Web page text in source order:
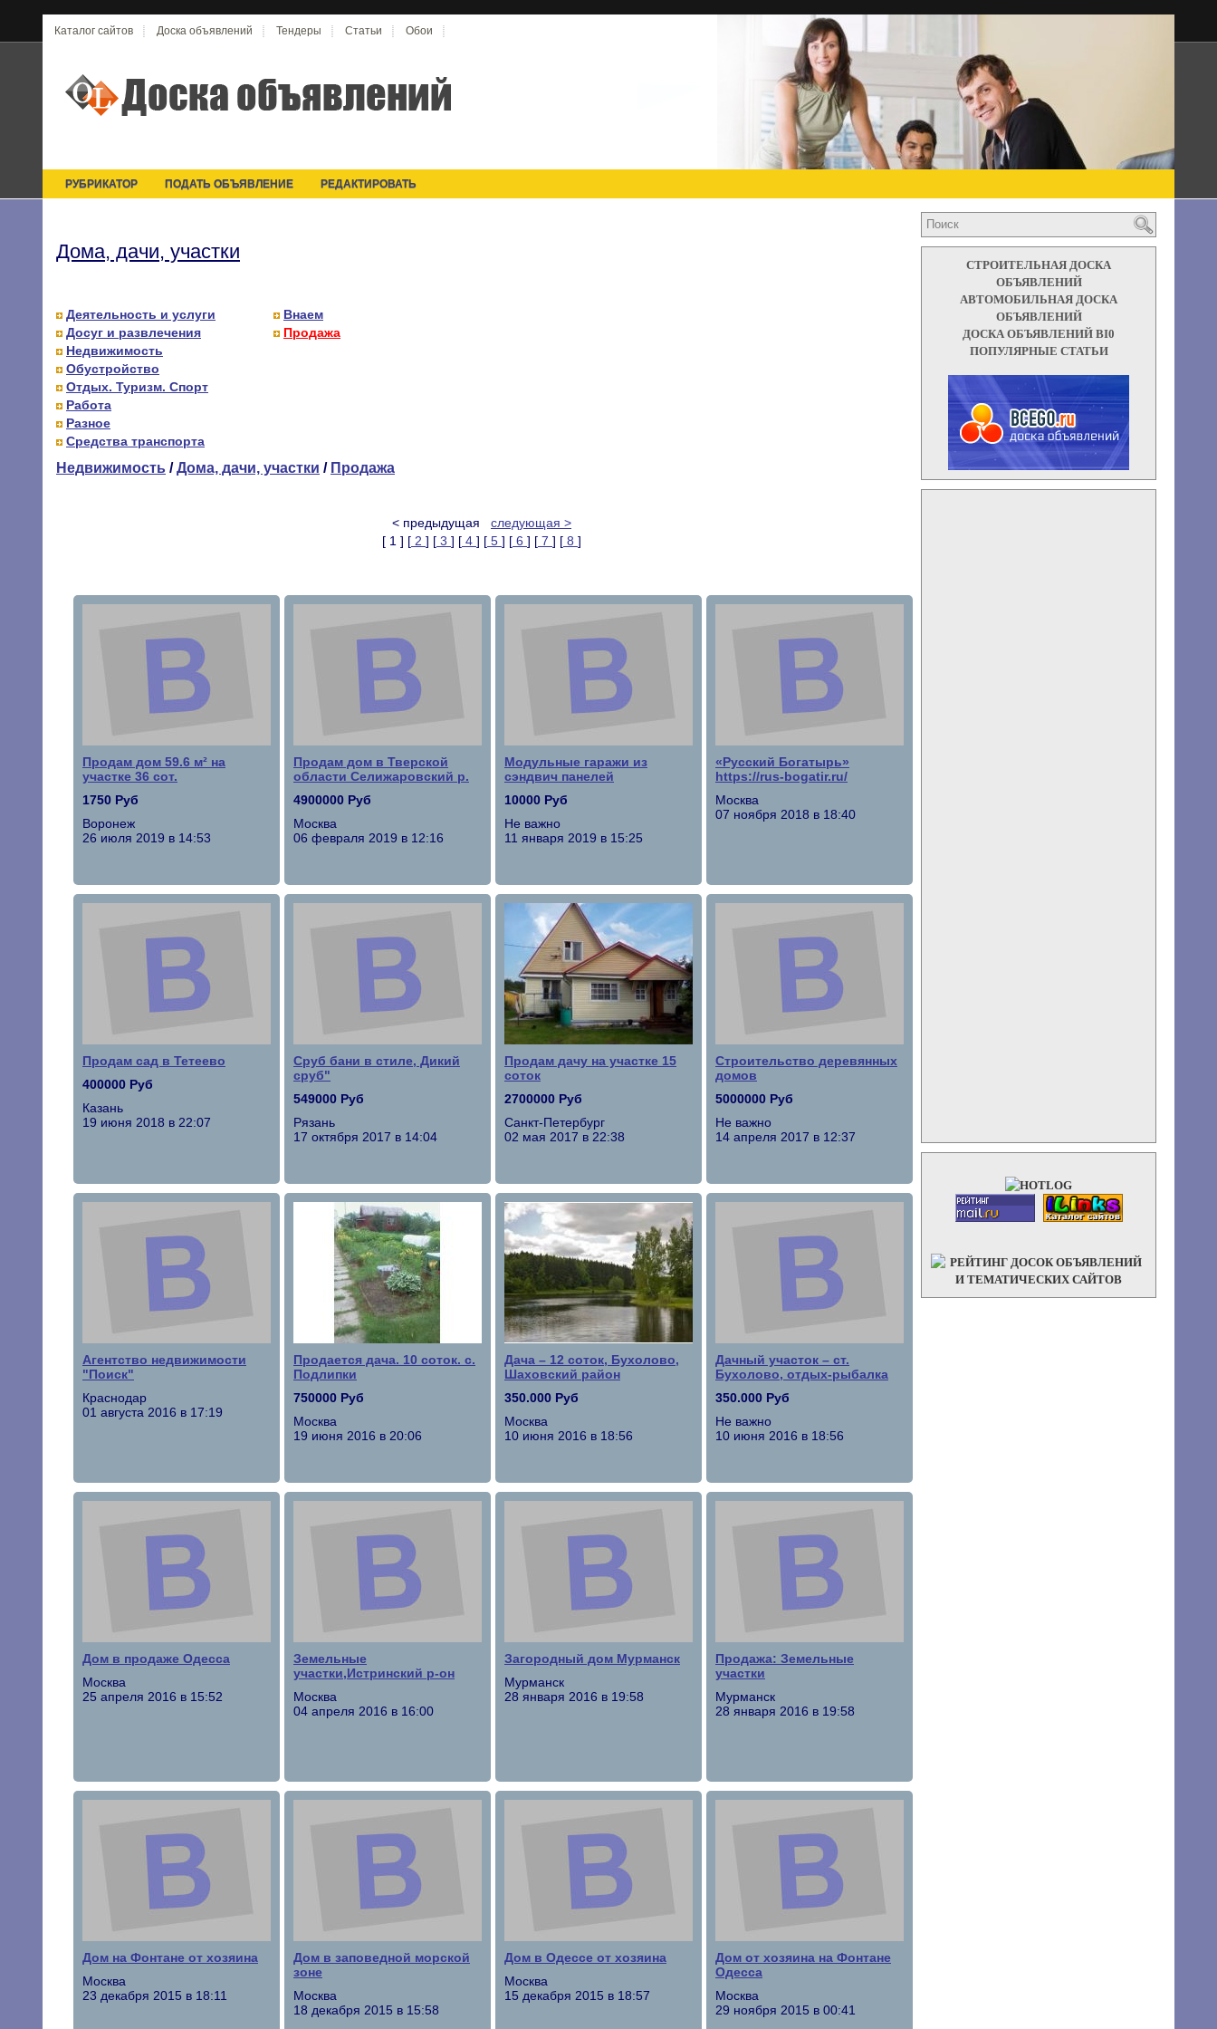
Каталог сайтов Доска объявлений Тендеры Статьи Обои
РУБРИКАТОР ПОДАТЬ ОБЪЯВЛЕНИЕ РЕДАКТИРОВАТЬ
Дома, дачи, участки
Деятельность и услуги
Досуг и развлечения
Недвижимость
Обустройство
Отдых. Туризм. Спорт
Работа
Разное
Средства транспорта
Внаем
Продажа
Недвижимость /Дома, дачи, участки / Продажа
< предыдущая следующая >
[ 1 ] [ 2 ] [ 3 ] [ 4 ] [ 5 ] [ 6 ] [ 7 ] [ 8 ]
Продам дом 59.6 м² на
участке 36 сот.
1750 Руб
Воронеж
26 июля 2019 в 14:53
Продам дом в Тверской
области Селижаровский р.
4900000 Руб
Москва
06 февраля 2019 в 12:16
Модульные гаражи из
сэндвич панелей
10000 Руб
Не важно
11 января 2019 в 15:25
«Русский Богатырь»
https://rus-bogatir.ru/
Москва
07 ноября 2018 в 18:40
Продам сад в Тетеево
400000 Руб
Казань
19 июня 2018 в 22:07
Сруб бани в стиле, Дикий
сруб"
549000 Руб
Рязань
17 октября 2017 в 14:04
Продам дачу на участке 15
соток
2700000 Руб
Санкт-Петербург
02 мая 2017 в 22:38
Строительство деревянных
домов
5000000 Руб
Не важно
14 апреля 2017 в 12:37
Агентство недвижимости
"Поиск"
Краснодар
01 августа 2016 в 17:19
Продается дача. 10 соток. с.
Подлипки
750000 Руб
Москва
19 июня 2016 в 20:06
Дача – 12 соток, Бухолово,
Шаховский район
350.000 Руб
Москва
10 июня 2016 в 18:56
Дачный участок – ст.
Бухолово, отдых-рыбалка
350.000 Руб
Не важно
10 июня 2016 в 18:56
Дом в продаже Одесса
Москва
25 апреля 2016 в 15:52
Земельные
участки,Истринский р-он
Москва
04 апреля 2016 в 16:00
Загородный дом Мурманск
Мурманск
28 января 2016 в 19:58
Продажа: Земельные
участки
Мурманск
28 января 2016 в 19:58
Дом на Фонтане от хозяина
Москва
23 декабря 2015 в 18:11
Дом в заповедной морской
зоне
Москва
18 декабря 2015 в 15:58
Дом в Одессе от хозяина
Москва
15 декабря 2015 в 18:57
Дом от хозяина на Фонтане
Одесса
Москва
29 ноября 2015 в 00:41
СТРОИТЕЛЬНАЯ ДОСКА
ОБЪЯВЛЕНИЙ
АВТОМОБИЛЬНАЯ ДОСКА
ОБЪЯВЛЕНИЙ
ДОСКА ОБЪЯВЛЕНИЙ BI0
ПОПУЛЯРНЫЕ СТАТЬИ